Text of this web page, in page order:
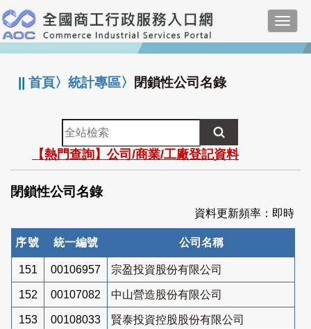
跳
到
主
要
:::
||首頁〉統計專區〉 閉鎖性公司名錄
全
站
檢
索
【熱門查詢】公司/商業/工廠登記資料
閉鎖性公司名錄
資料更新頻率：即時
序號 統一編號 公司名稱
151 00106957 宗盈投資股份有限公司
152 00107082 中山營造股份有限公司
153 00108033 賢泰投資控股股份有限公司